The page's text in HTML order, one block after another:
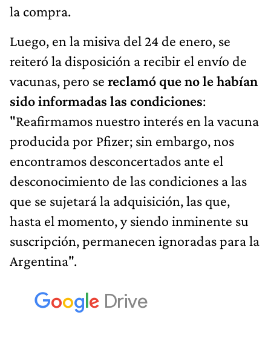
la compra.
Luego, en la misiva del 24 de enero, se
reiteró la disposición a recibir el envío de
vacunas, pero se reclamó que no le habían
sido informadas las condiciones:
"Reafirmamos nuestro interés en la vacuna
producida por Pfizer; sin embargo, nos
encontramos desconcertados ante el
desconocimiento de las condiciones a las
que se sujetará la adquisición, las que,
hasta el momento, y siendo inminente su
suscripción, permanecen ignoradas para la
Argentina".